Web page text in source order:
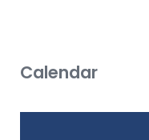
Calendar